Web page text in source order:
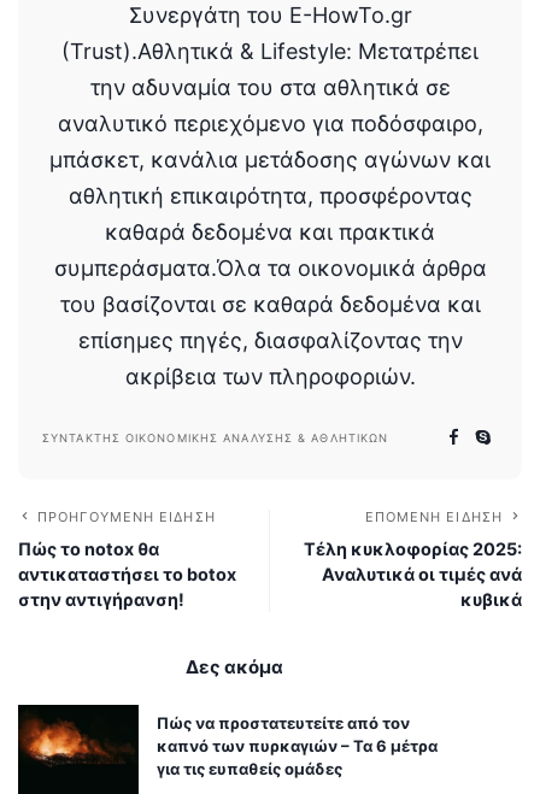
Συνεργάτη του E-HowTo.gr
(Trust).Αθλητικά & Lifestyle: Μετατρέπει
την αδυναμία του στα αθλητικά σε
αναλυτικό περιεχόμενο για ποδόσφαιρο,
μπάσκετ, κανάλια μετάδοσης αγώνων και
αθλητική επικαιρότητα, προσφέροντας
καθαρά δεδομένα και πρακτικά
συμπεράσματα.Όλα τα οικονομικά άρθρα
του βασίζονται σε καθαρά δεδομένα και
επίσημες πηγές, διασφαλίζοντας την
ακρίβεια των πληροφοριών.
ΣΥΝΤΆΚΤΗΣ ΟΙΚΟΝΟΜΙΚΉΣ ΑΝΆΛΥΣΗΣ & ΑΘΛΗΤΙΚΏΝ
ΠΡΟΗΓΟΎΜΕΝΗ ΕΊΔΗΣΗ
Πώς το notox θα
αντικαταστήσει το botox
στην αντιγήρανση!
ΕΠΌΜΕΝΗ ΕΊΔΗΣΗ
Τέλη κυκλοφορίας 2025:
Αναλυτικά οι τιμές ανά
κυβικά
Δες ακόμα
Πώς να προστατευτείτε από τον
καπνό των πυρκαγιών – Τα 6 μέτρα
για τις ευπαθείς ομάδες